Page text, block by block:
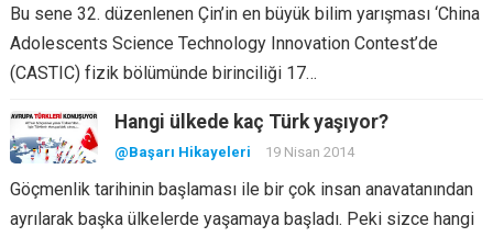
Bu sene 32. düzenlenen Çin’in en büyük bilim yarışması ‘China
Adolescents Science Technology Innovation Contest’de
(CASTIC) fizik bölümünde birinciliği 17…
Hangi ülkede kaç Türk yaşıyor?
@Başarı Hikayeleri 19 Nisan 2014
Göçmenlik tarihinin başlaması ile bir çok insan anavatanından
ayrılarak başka ülkelerde yaşamaya başladı. Peki sizce hangi